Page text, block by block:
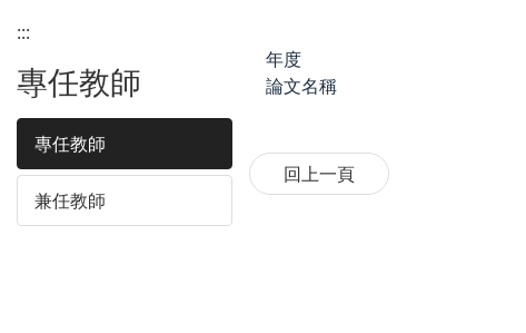
:::
專任教師
專任教師
兼任教師
年度
論文名稱